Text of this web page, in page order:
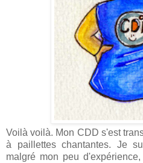
Voilà voilà. Mon CDD s'est
à paillettes chantantes. Je
malgré mon peu